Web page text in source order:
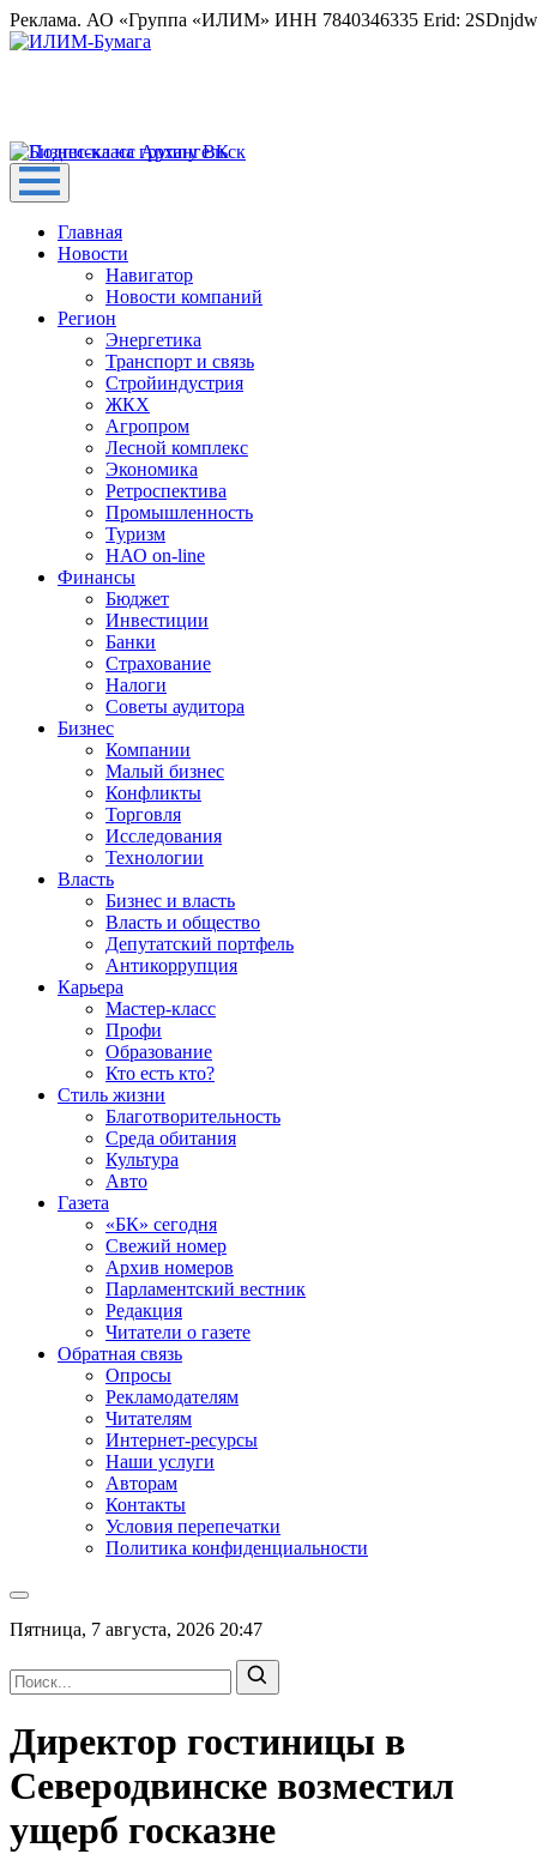
Реклама. АО «Группа «ИЛИМ» ИНН 7840346335 Erid:
Главная
Новости
Навигатор
Новости компаний
Регион
Энергетика
Транспорт и связь
Стройиндустрия
ЖКХ
Агропром
Лесной комплекс
Экономика
Ретроспектива
Промышленность
Туризм
НАО on-line
Финансы
Бюджет
Инвестиции
Банки
Страхование
Налоги
Советы аудитора
Бизнес
Компании
Малый бизнес
Конфликты
Торговля
Исследования
Технологии
Власть
Бизнес и власть
Власть и общество
Депутатский портфель
Антикоррупция
Карьера
Мастер-класс
Профи
Образование
Кто есть кто?
Стиль жизни
Благотворительность
Среда обитания
Культура
Авто
Газета
«БК» сегодня
Свежий номер
Архив номеров
Парламентский вестник
Редакция
Читатели о газете
Обратная связь
Опросы
Рекламодателям
Читателям
Интернет-ресурсы
Наши услуги
Авторам
Контакты
Условия перепечатки
Политика конфиденциальности
Пятница, 7 августа, 2026 20:47
Директор гостиницы в
Северодвинске возместил
ущерб госказне